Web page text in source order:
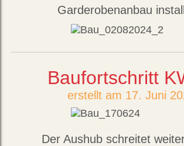
Garderobenanbau
Baufortschritt
erstellt am 17. Juni
Der Aushub schreitet